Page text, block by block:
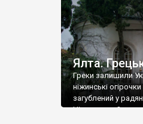
Ялта.
Греки залишили
ніжинські
загублений у
Ніжин греки?